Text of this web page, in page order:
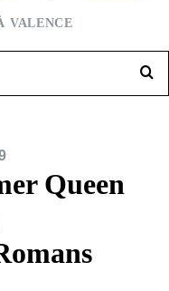
VALENCE
Queen